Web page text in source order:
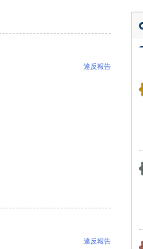
違反報告
違反報告